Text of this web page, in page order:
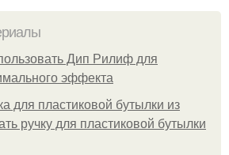
Дип Рилиф для
эффекта
для пластиковой бутылки из
ручку для пластиковой бутылки